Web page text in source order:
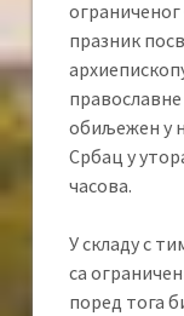
ограниченог
празник
обиљежен у
Србац у
часова.
У складу с
са
поред тога